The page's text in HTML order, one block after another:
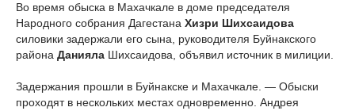
Во время обыска в Махачкале в доме председателя
Народного собрания Дагестана Хизри Шихсаидова
силовики задержали его сына, руководителя Буйнакского
района Данияла Шихсаидова, объявил источник в милиции.
Задержания прошли в Буйнакске и Махачкале. — Обыски
проходят в нескольких местах одновременно. Андрея